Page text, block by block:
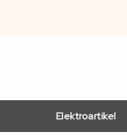
Elektroartikel